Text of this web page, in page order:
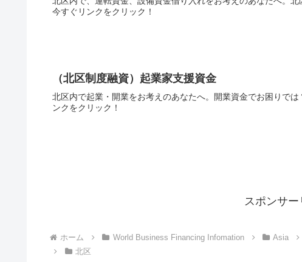
今すぐリンクをクリック！
（北区制度融資）起業家支援資金
北区内で起業・開業をお考えのあなたへ。開業資金でお困りで
ンクをクリック！
スポンサー
ホーム World Business Financing Infomation Asia
北区